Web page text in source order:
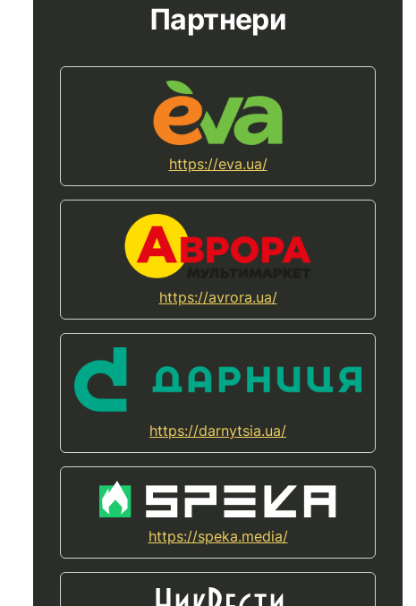
Партнери
https://eva.ua/
https://avrora.ua/
https://darnytsia.ua/
https://speka.media/